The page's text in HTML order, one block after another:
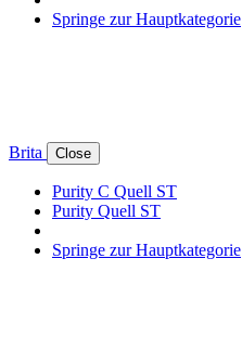
Springe zur Hauptkategorie
Brita Close
Purity C Quell ST
Purity Quell ST
Springe zur Hauptkategorie